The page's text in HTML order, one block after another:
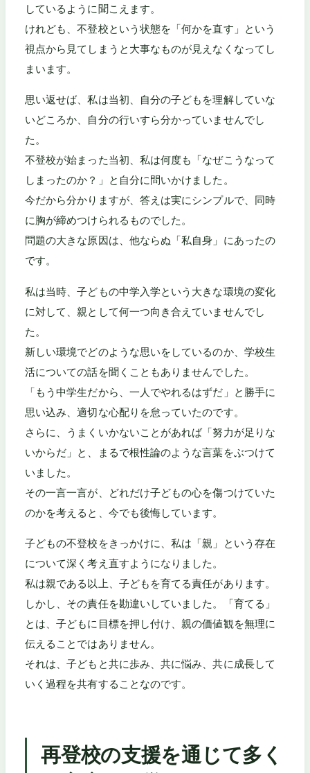
しているように聞こえます。
けれども、不登校という状態を「何かを直す」という
視点から見てしまうと大事なものが見えなくなってし
まいます。
思い返せば、私は当初、自分の子どもを理解していな
いどころか、自分の行いすら分かっていませんでし
た。
不登校が始まった当初、私は何度も「なぜこうなって
しまったのか？」と自分に問いかけました。
今だから分かりますが、答えは実にシンプルで、同時
に胸が締めつけられるものでした。
問題の大きな原因は、他ならぬ「私自身」にあったの
です。
私は当時、子どもの中学入学という大きな環境の変化
に対して、親として何一つ向き合えていませんでし
た。
新しい環境でどのような思いをしているのか、学校生
活についての話を聞くこともありませんでした。
「もう中学生だから、一人でやれるはずだ」と勝手に
思い込み、適切な心配りを怠っていたのです。
さらに、うまくいかないことがあれば「努力が足りな
いからだ」と、まるで根性論のような言葉をぶつけて
いました。
その一言一言が、どれだけ子どもの心を傷つけていた
のかを考えると、今でも後悔しています。
子どもの不登校をきっかけに、私は「親」という存在
について深く考え直すようになりました。
私は親である以上、子どもを育てる責任があります。
しかし、その責任を勘違いしていました。「育てる」
とは、子どもに目標を押し付け、親の価値観を無理に
伝えることではありません。
それは、子どもと共に歩み、共に悩み、共に成長して
いく過程を共有することなのです。
再登校の支援を通じて多く